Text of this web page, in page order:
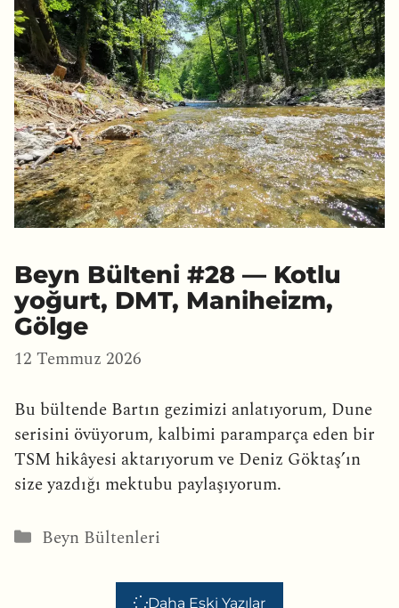
Beyn Bülteni #28 — Kotlu
yoğurt, DMT, Maniheizm,
Gölge
12 Temmuz 2026
Bu bültende Bartın gezimizi anlatıyorum, Dune
serisini övüyorum, kalbimi paramparça eden bir
TSM hikâyesi aktarıyorum ve Deniz Göktaş’ın
size yazdığı mektubu paylaşıyorum.
Kategoriler
Beyn Bültenleri
Daha Eski Yazılar